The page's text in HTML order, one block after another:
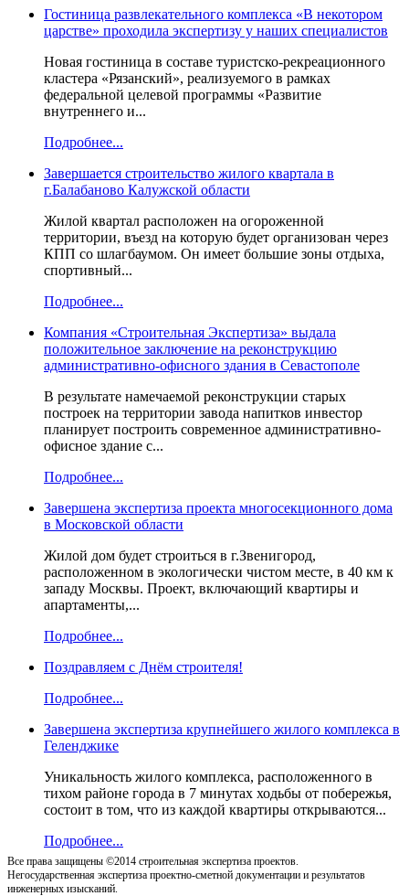
Гостиница развлекательного комплекса «В некотором
царстве» проходила экспертизу у наших специалистов
Новая гостиница в составе туристско-рекреационного
кластера «Рязанский», реализуемого в рамках
федеральной целевой программы «Развитие
внутреннего и...
Подробнее...
Завершается строительство жилого квартала в
г.Балабаново Калужской области
Жилой квартал расположен на огороженной
территории, въезд на которую будет организован через
КПП со шлагбаумом. Он имеет большие зоны отдыха,
спортивный...
Подробнее...
Компания «Строительная Экспертиза» выдала
положительное заключение на реконструкцию
административно-офисного здания в Севастополе
В результате намечаемой реконструкции старых
построек на территории завода напитков инвестор
планирует построить современное административно-
офисное здание с...
Подробнее...
Завершена экспертиза проекта многосекционного дома
в Московской области
Жилой дом будет строиться в г.Звенигород,
расположенном в экологически чистом месте, в 40 км к
западу Москвы. Проект, включающий квартиры и
апартаменты,...
Подробнее...
Поздравляем с Днём строителя!
Подробнее...
Завершена экспертиза крупнейшего жилого комплекса в
Геленджике
Уникальность жилого комплекса, расположенного в
тихом районе города в 7 минутах ходьбы от побережья,
состоит в том, что из каждой квартиры открываются...
Подробнее...
Все права защищены ©2014 строительная экспертиза проектов.
Негосударственная экспертиза проектно-сметной документации и результатов
инженерных изысканий.